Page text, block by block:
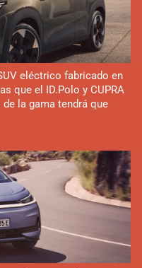
eléctrico fabricado en
que el ID.Polo y CUPRA
la gama tendrá que